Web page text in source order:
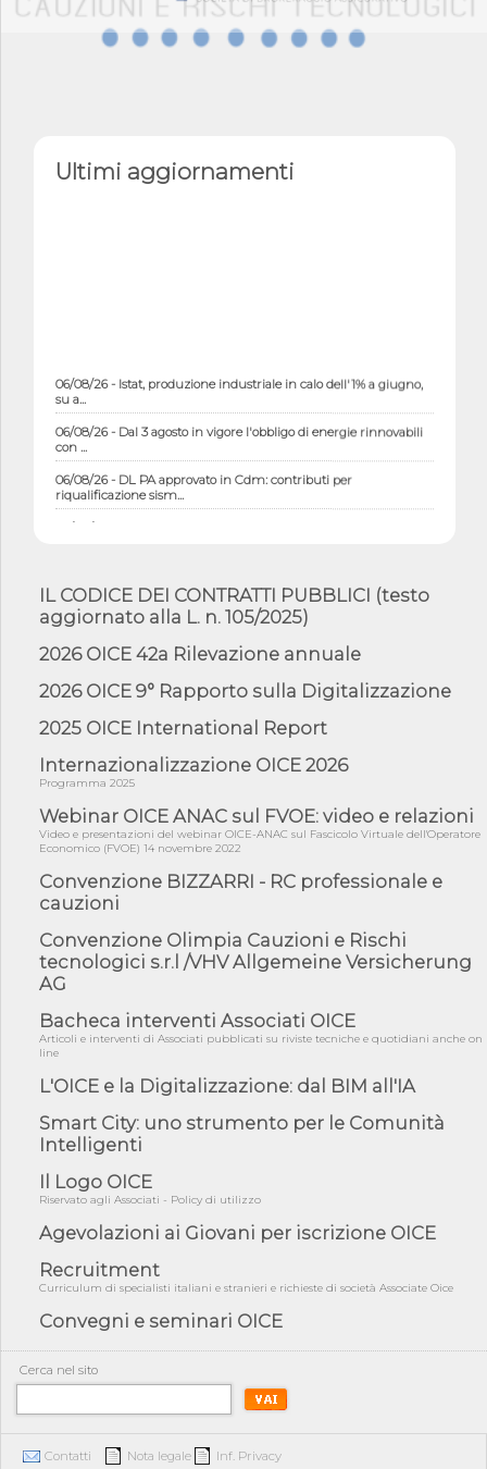
Ultimi aggiornamenti
06/08/26 - Istat, produzione industriale in calo dell'1% a giugno,
su a...
06/08/26 - Dal 3 agosto in vigore l'obbligo di energie rinnovabili
con ...
06/08/26 - DL PA approvato in Cdm: contributi per
riqualificazione sism...
06/08/26 - CdM: approvato il d.lgs. di adeguamento all’AI Act in
norme UE in m...
05/08/26 - DL Infrastrutture e PNRR è legge: approvata oggi la
05/08/26 - Focus OICE sul DDL di riforma della responsabilità
amminist...
2 s...
05/08/26 - SAVE THE DATE: Assemblea Pubblica Confindustria
Professioni ...
05/08/26 - Successo OICE per il bando della Città metropolitana
di Reg...
05/08/26 - Lettera OICE per il bando della Giunta Regionale della
04/08/26 - DL PA: previste cancellazioni da elenchi professionisti
04/08/26 - International Sustainable Buildings Competition -
COP31, An...
impugnar...
04/08/26 - Rapporto Anac corruzione 2020-2026: procedimenti
04/08/26 - CdS: partecipazione alla gara non equivale ad
acquiescenza r...
04/08/26 - DL Infrastrutture approvato alla Camera, passa ora al
03/08/26 - TAR Piemonte: RUP può avvalersi di consulente
esterno per v...
03/08/26 - Gruppo FS: nel primo semestre 2026 3 mld di
03/08/26 - Conferenza Obiettivo Export: Imprese e Territori del
03/08/26 - TAR Sicilia: raggruppate devono possedere requisiti
per eseg...
03/08/26 - TAR Lazio - Latina: omesso sopralluogo obbligatorio
03/08/26 - Investimenti stradali nei piccoli Comuni: dal MIT
ulteriori ...
IL CODICE DEI CONTRATTI PUBBLICI (testo
aggiornato alla L. n. 105/2025)
2026 OICE 42a Rilevazione annuale
2026 OICE 9° Rapporto sulla Digitalizzazione
2025 OICE International Report
Internazionalizzazione OICE 2026
Programma 2025
Webinar OICE ANAC sul FVOE: video e relazioni
Video e presentazioni del webinar OICE-ANAC sul Fascicolo Virtuale dell'Operatore
Economico (FVOE) 14 novembre 2022
Convenzione BIZZARRI - RC professionale e
cauzioni
Convenzione Olimpia Cauzioni e Rischi
tecnologici s.r.l /VHV Allgemeine Versicherung
AG
Bacheca interventi Associati OICE
Articoli e interventi di Associati pubblicati su riviste tecniche e quotidiani anche on
line
L'OICE e la Digitalizzazione: dal BIM all'IA
Smart City: uno strumento per le Comunità
Intelligenti
Il Logo OICE
Riservato agli Associati - Policy di utilizzo
Agevolazioni ai Giovani per iscrizione OICE
Recruitment
Curriculum di specialisti italiani e stranieri e richieste di società Associate Oice
Convegni e seminari OICE
Cerca nel sito
Contatti Nota legale Inf. Privacy